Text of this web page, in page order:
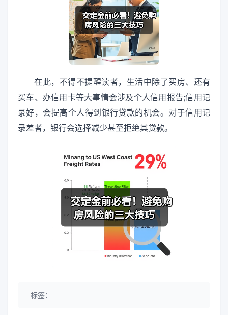
在此，不得不提醒读者，生活中除了买房、还有
买车、办信用卡等大事情会涉及个人信用报告;信用记
录好，会提高个人得到银行贷款的机会。对于信用记
录差者，银行会选择减少甚至拒绝其贷款。
标签：